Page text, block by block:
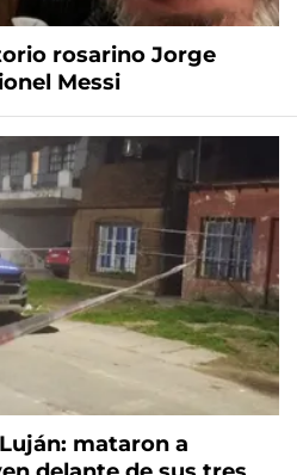
rosarino Jorge
Messi
mataron a